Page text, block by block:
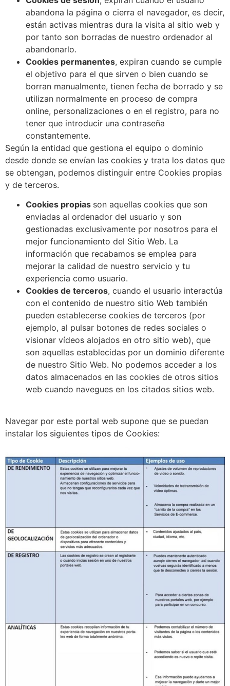
abandona la página o cierra el navegador, es decir,
están activas mientras dura la visita al sitio web y
por tanto son borradas de nuestro ordenador al
abandonarlo.
Cookies permanentes, expiran cuando se cumple
el objetivo para el que sirven o bien cuando se
borran manualmente, tienen fecha de borrado y se
utilizan normalmente en proceso de compra
online, personalizaciones o en el registro, para no
tener que introducir una contraseña
constantemente.
Según la entidad que gestiona el equipo o dominio
desde donde se envían las cookies y trata los datos que
se obtengan, podemos distinguir entre Cookies propias
y de terceros.
Cookies propias son aquellas cookies que son
enviadas al ordenador del usuario y son
gestionadas exclusivamente por nosotros para el
mejor funcionamiento del Sitio Web. La
información que recabamos se emplea para
mejorar la calidad de nuestro servicio y tu
experiencia como usuario.
Cookies de terceros, cuando el usuario interactúa
con el contenido de nuestro sitio Web también
pueden establecerse cookies de terceros (por
ejemplo, al pulsar botones de redes sociales o
visionar vídeos alojados en otro sitio web), que
son aquellas establecidas por un dominio diferente
de nuestro Sitio Web. No podemos acceder a los
datos almacenados en las cookies de otros sitios
web cuando navegues en los citados sitios web.
Navegar por este portal web supone que se puedan
instalar los siguientes tipos de Cookies: